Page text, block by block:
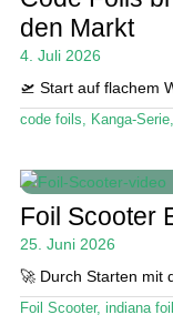
Das Magazin
Stand Up Magazin TV
SPOT FINDER
Mein Konto
den Markt
4. Juli 2026
🛫 Start auf flachem
code foils Kanga-Serie,
Foil Scooter
25. Juni 2026
🚀 Durch Starten mit
Foil Scooter, indiana foil